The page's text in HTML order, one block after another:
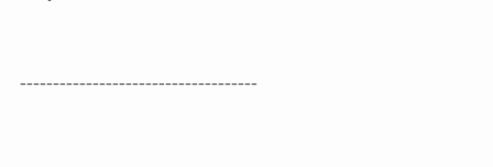
------------------------------------